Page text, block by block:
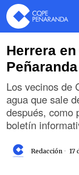
Herrera en
Los vecinos de
agua que sale
después, como
boletín
Redacción 17